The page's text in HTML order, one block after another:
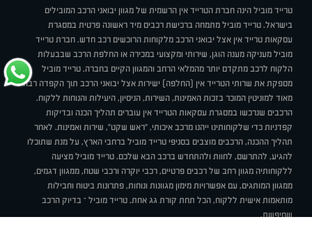
טרייד מוביל הינה חברת הטרייד אין הרשמית של מגוון יבואני הרכב המובילים
בישראל. טרייד מוביל מתמחה ברכישת רכבים מיד ראשונה פרטית במסגרת
עסקאות טרייד אין אצל יבואני הרכב מלקוחות הרוכשים רכב חדש. חברת טרייד
מוביל מעניקה מענה הוגן, שירותי ומקצועי במכירה או החלפת הרכב שבבעלות
הלקוח לרכב מתקדם יותר מהמלאי הרחב והמגוון הקיים בחברה. טרייד מוביל
מספקת את שרותי הטרייד אין (החלפה) ישירות אצל יבואני הרכב תוך הקפדה רבה
מאוד למוניטין המוכר בזכות האמינות, השירות, הניסיון, היעילות והנוחות ללקוח.
הרכבים שנרכשו במסגרת עסקאות הטרייד אין עוברים תהליך הכנה ובדיקות
קפדניות כדי שלקוחותינו ייהנו מרכב איכותי, "ראש שקט", שירות ואמינות. לאחר
תהליך ההכנה, הרכבים מוצבים בסניפי טרייד מוביל ברחבי הארץ, על מנת שתוכלו
להגיע, להתרשם, לחוות ולהתחדש ברכב הבא שלכם. טרייד מוביל מציעה
ללקוחותיה מגוון רחב של רכבים פרטיים, רכבי יוקרה ורכבי שטח, ממגוון דגמים,
ממגוון המותגים, עם אפשרויות מימון מגוונות ונוחות, פתרונות ביטוח וחבילות
מותאמות אישית ללקוח, הכל תחת קורת גג אחת. טרייד מוביל – בדיוק הרכב
שחיפשת.